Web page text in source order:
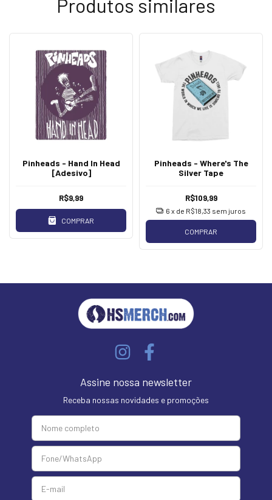
Produtos similares
Pinheads - Hand In Head
[Adesivo]
R$9,99
COMPRAR
Pinheads - Where's The
Silver Tape
R$109,99
6 x de R$18,33 sem juros
COMPRAR
Assine nossa newsletter
Receba nossas novidades e promoções